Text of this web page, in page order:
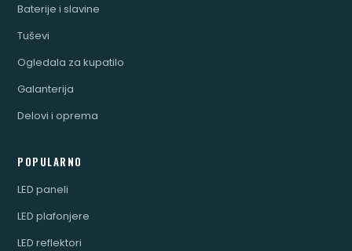
Baterije i slavine
Tuševi
Ogledala za kupatilo
Galanterija
Delovi i oprema
POPULARNO
LED paneli
LED plafonjere
LED reflektori